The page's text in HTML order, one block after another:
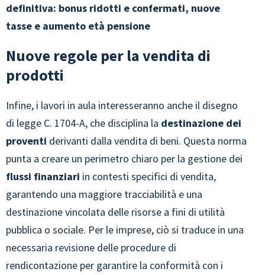
definitiva: bonus ridotti e confermati, nuove
tasse e aumento età pensione
Nuove regole per la vendita di
prodotti
Infine, i lavori in aula interesseranno anche il disegno
di legge C. 1704-A, che disciplina la destinazione dei
proventi derivanti dalla vendita di beni. Questa norma
punta a creare un perimetro chiaro per la gestione dei
flussi finanziari in contesti specifici di vendita,
garantendo una maggiore tracciabilità e una
destinazione vincolata delle risorse a fini di utilità
pubblica o sociale. Per le imprese, ciò si traduce in una
necessaria revisione delle procedure di
rendicontazione per garantire la conformità con i